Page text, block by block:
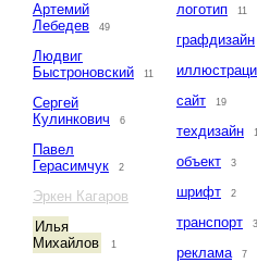
Артемий
Лебедев
49
Людвиг
Быстроновский
11
Сергей
Кулинкович
6
Павел
Герасимчук
2
Эркен Кагаров
Илья
Михайлов
1
логотип 11
графдизайн
сайт 19
техдизайн
объект 3
шрифт 2
транспорт 3
реклама 7